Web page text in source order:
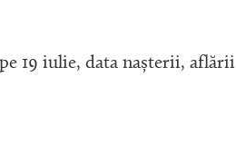
19 iulie, data nașterii, aflării